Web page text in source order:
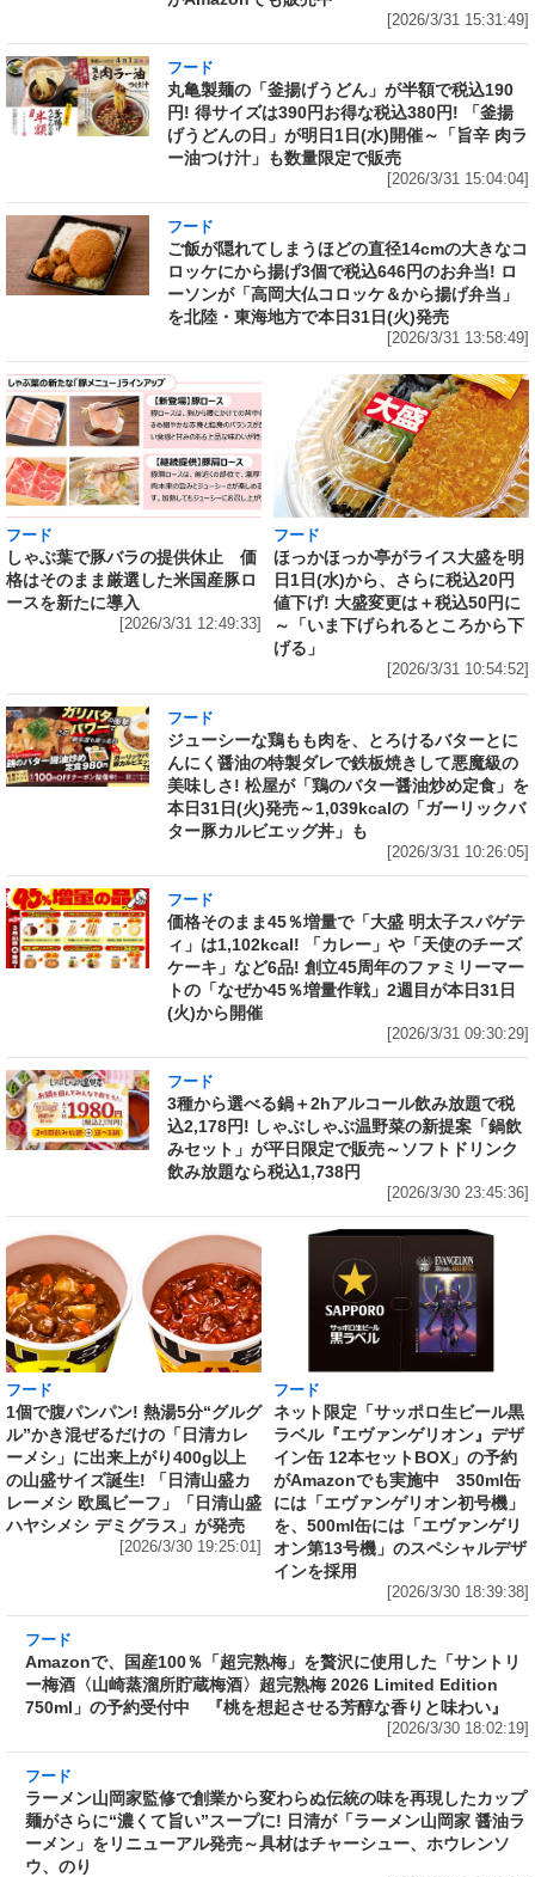
[2026/3/31 15:31:49]
フード
丸亀製麺の「釜揚げうどん」が半額で税込190
円! 得サイズは390円お得な税込380円! 「釜揚
げうどんの日」が明日1日(水)開催～「旨辛 肉ラ
ー油つけ汁」も数量限定で販売
[2026/3/31 15:04:04]
フード
ご飯が隠れてしまうほどの直径14cmの大きなコ
ロッケにから揚げ3個で税込646円のお弁当! ロ
ーソンが「高岡大仏コロッケ＆から揚げ弁当」
を北陸・東海地方で本日31日(火)発売
[2026/3/31 13:58:49]
フード
しゃぶ葉で豚バラの提供休止 価
格はそのまま厳選した米国産豚ロ
ースを新たに導入
[2026/3/31 12:49:33]
フード
ほっかほっか亭がライス大盛を明
日1日(水)から、さらに税込20円
値下げ! 大盛変更は＋税込50円に
～「いま下げられるところから下
げる」
[2026/3/31 10:54:52]
フード
ジューシーな鶏もも肉を、とろけるバターとに
んにく醤油の特製ダレで鉄板焼きして悪魔級の
美味しさ! 松屋が「鶏のバター醤油炒め定食」を
本日31日(火)発売～1,039kcalの「ガーリックバ
ター豚カルビエッグ丼」も
[2026/3/31 10:26:05]
フード
価格そのまま45％増量で「大盛 明太子スパゲテ
ィ」は1,102kcal! 「カレー」や「天使のチーズ
ケーキ」など6品! 創立45周年のファミリーマー
トの「なぜか45％増量作戦」2週目が本日31日
(火)から開催
[2026/3/31 09:30:29]
フード
3種から選べる鍋＋2hアルコール飲み放題で税
込2,178円! しゃぶしゃぶ温野菜の新提案「鍋飲
みセット」が平日限定で販売～ソフトドリンク
飲み放題なら税込1,738円
[2026/3/30 23:45:36]
フード
1個で腹パンパン! 熱湯5分“グルグ
ル”かき混ぜるだけの「日清カレ
ーメシ」に出来上がり400g以上
の山盛サイズ誕生! 「日清山盛カ
レーメシ 欧風ビーフ」「日清山盛
ハヤシメシ デミグラス」が発売
[2026/3/30 19:25:01]
フード
ネット限定「サッポロ生ビール黒
ラベル『エヴァンゲリオン』デザ
イン缶 12本セットBOX」の予約
がAmazonでも実施中 350ml缶
には「エヴァンゲリオン初号機」
を、500ml缶には「エヴァンゲリ
オン第13号機」のスペシャルデザ
インを採用
[2026/3/30 18:39:38]
Amazonで、国産100％「超完熟梅」を贅沢に使
用した「サントリー梅酒〈山崎蒸溜所貯蔵梅
酒〉超完熟梅 2026 Limited Edition 750ml」の
予約受付中 『桃を想起させる芳醇な香りと味
わい』
フード
ラーメン山岡家監修で創業から変わらぬ伝統の